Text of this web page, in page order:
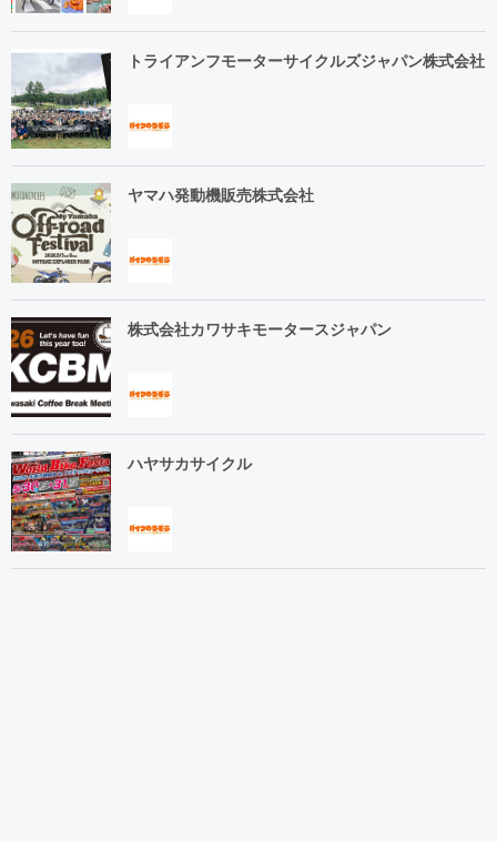
トライアンフモーターサイクルズジャパン株式会社
ヤマハ発動機販売株式会社
株式会社カワサキモータースジャパン
ハヤサカサイクル